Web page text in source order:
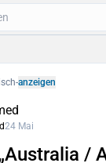
-anzeigen
24 Mai
/